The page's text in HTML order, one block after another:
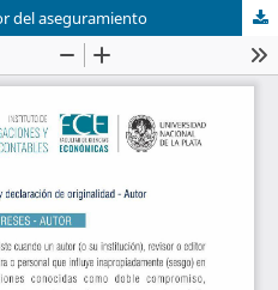
del aseguramiento